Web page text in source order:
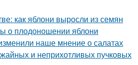
как яблони выросли из семян
о плодоношении яблони
наше мнение о салатах
и неприхотливых пучковых